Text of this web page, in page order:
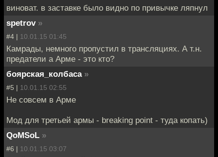
виноват. в заставке было видно по привычке ляпнул
spetrov »
#4 | 10.01.15 01:45
Камрады, немного пропустил в трансляциях. А т.н.
предатели а Арме - это кто?
боярская_колбаса »
#5 | 10.01.15 02:55
Не совсем в Арме
Мод для третьей армы - breaking point - туда копать)
QoMSoL »
#6 | 10.01.15 03:07